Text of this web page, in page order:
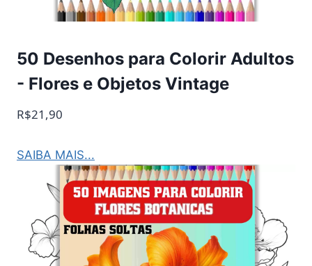
50 Desenhos para Colorir Adultos
- Flores e Objetos Vintage
R$21,90
SAIBA MAIS...